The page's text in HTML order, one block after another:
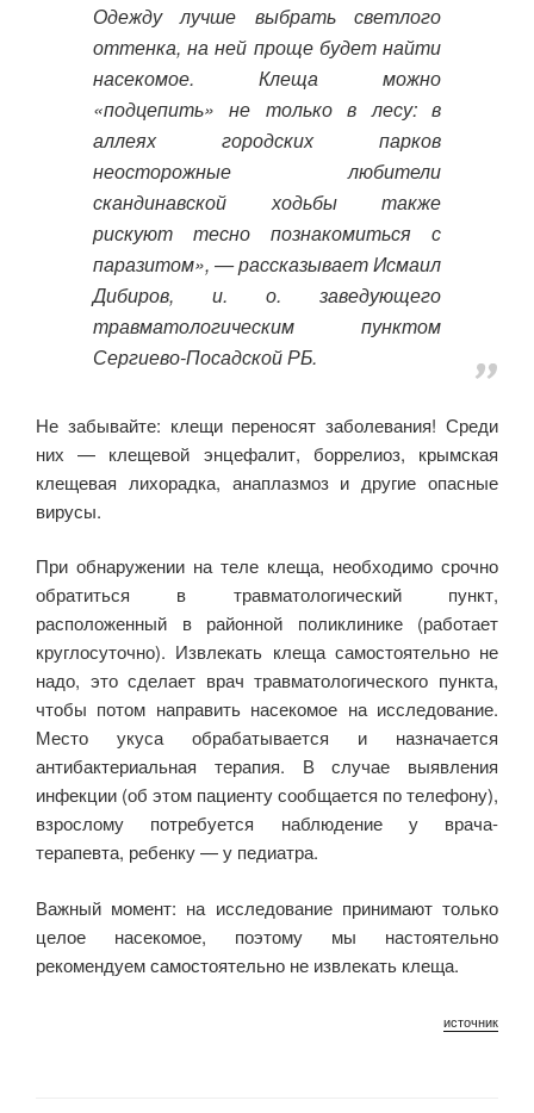
Одежду лучше выбрать светлого
оттенка, на ней проще будет найти
насекомое. Клеща можно
«подцепить» не только в лесу: в
аллеях городских парков
неосторожные любители
скандинавской ходьбы также
рискуют тесно познакомиться с
паразитом», —рассказывает Исмаил
Дибиров, и. о. заведующего
травматологическим пунктом
Сергиево-Посадской РБ.
Не забывайте: клещи переносят заболевания! Среди
них — клещевой энцефалит, боррелиоз, крымская
клещевая лихорадка, анаплазмоз и другие опасные
вирусы.
При обнаружении на теле клеща, необходимо срочно
обратиться в травматологический пункт,
расположенный в районной поликлинике (работает
круглосуточно). Извлекать клеща самостоятельно не
надо, это сделает врач травматологического пункта,
чтобы потом направить насекомое на исследование.
Место укуса обрабатывается и назначается
антибактериальная терапия. В случае выявления
инфекции (об этом пациенту сообщается по телефону),
взрослому потребуется наблюдение у врача-
терапевта, ребенку — у педиатра.
Важный момент: на исследование принимают только
целое насекомое, поэтому мы настоятельно
рекомендуем самостоятельно не извлекать клеща.
источник